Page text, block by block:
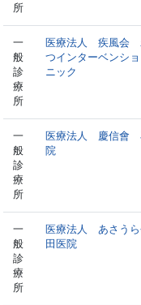
所
一
般
診
療
所
医療法人 疾風会
つインターベンショ
ニック
一
般
診
療
所
医療法人 慶信會
院
一
般
診
療
所
医療法人 あさう
田医院